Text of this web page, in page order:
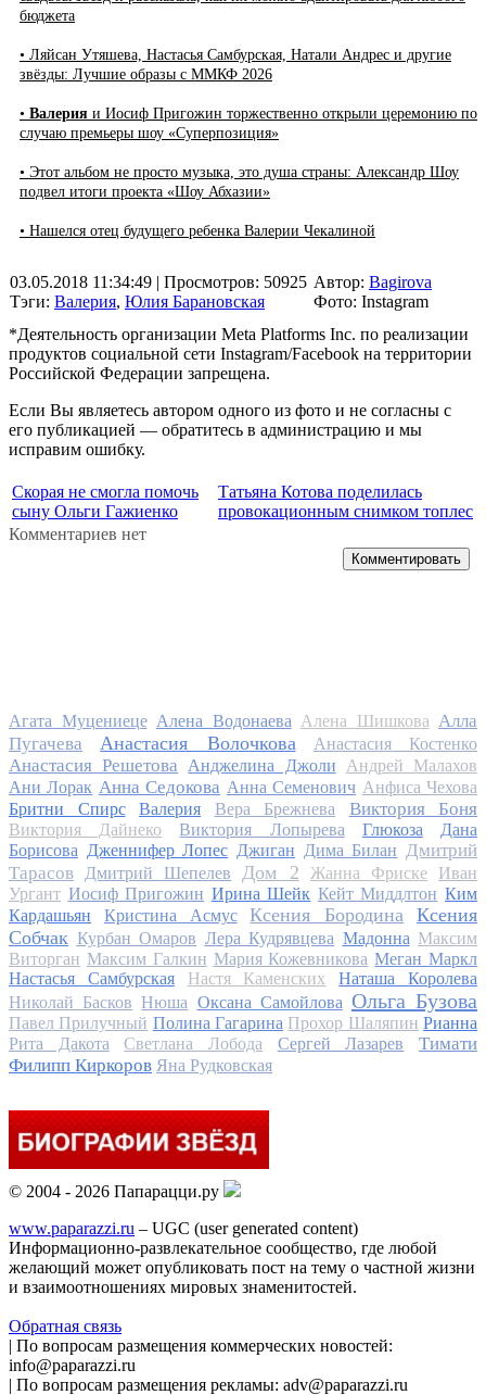
бюджета
• Ляйсан Утяшева, Настасья Самбурская, Натали Андрес и другие
звёзды: Лучшие образы с ММКФ 2026
• Валерия и Иосиф Пригожин торжественно открыли церемонию по
случаю премьеры шоу «Суперпозиция»
• Этот альбом не просто музыка, это душа страны: Александр Шоу
подвел итоги проекта «Шоу Абхазии»
• Нашелся отец будущего ребенка Валерии Чекалиной
03.05.2018 11:34:49 | Просмотров: 50925
Тэги: Валерия, Юлия Барановская
Автор: Bagirova
Фото: Instagram
*Деятельность организации Meta Platforms Inc. по реализации
продуктов социальной сети Instagram/Facebook на территории
Российской Федерации запрещена.
Если Вы являетесь автором одного из фото и не согласны с
его публикацией — обратитесь в администрацию и мы
исправим ошибку.
Скорая не смогла помочь
сыну Ольги Гажиенко
Татьяна Котова поделилась
провокационным снимком топлес
Комментариев нет
Комментировать
Агата Муцениеце Алена Водонаева Алена Шишкова Алла
Пугачева
Анастасия Волочкова Анастасия Костенко
Анастасия Решетова Анджелина Джоли
Андрей Малахов
Ани Лорак Анна Седокова Анна Семенович Анфиса Чехова
Бритни Спирс
Валерия Вера Брежнева Виктория Боня
Виктория Дайнеко Виктория Лопырева Глюкоза
Дана
Борисова Дженнифер Лопес Джиган Дима Билан Дмитрий
Тарасов
Дмитрий Шепелев Дом 2 Жанна Фриске
Иван
Ургант Иосиф Пригожин Ирина Шейк Кейт Миддлтон Ким
Кардашьян
Кристина Асмус Ксения Бородина
Ксения
Собчак Курбан Омаров Лера Кудрявцева Мадонна Максим
Виторган Максим Галкин Мария Кожевникова Меган Маркл
Настасья Самбурская
Настя Каменских
Наташа Королева
Николай Басков Нюша Оксана Самойлова Ольга Бузова
Павел Прилучный Полина Гагарина Прохор Шаляпин Рианна
Рита Дакота
Светлана Лобода Сергей Лазарев
Тимати
Филипп Киркоров Яна Рудковская
© 2004 - 2026 Папарацци.ру
www.paparazzi.ru – UGC (user generated content)
Информационно-развлекательное сообщество, где любой
желающий может опубликовать пост на тему о частной жизни
и взаимоотношениях мировых знаменитостей.
Обратная связь
| По вопросам размещения коммерческих новостей:
info@paparazzi.ru
| По вопросам размещения рекламы: adv@paparazzi.ru